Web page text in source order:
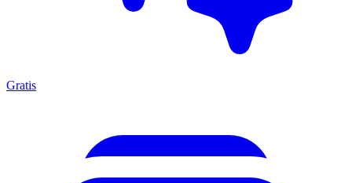
Gratis